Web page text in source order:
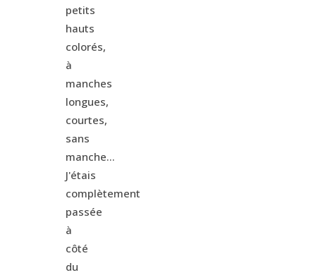
petits
hauts
colorés,
à
manches
longues,
courtes,
sans
manche...
J'étais
complètement
passée
à
côté
du